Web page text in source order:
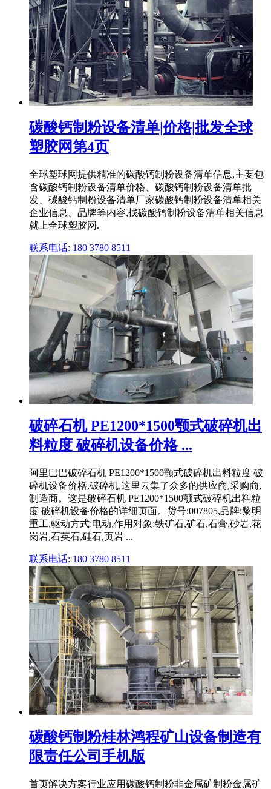
碳酸钙制粉设备清单|价格|批发全球
塑胶网第4页
全球塑球网提供精准的碳酸钙制粉设备清单信息,主要包
含碳酸钙制粉设备清单价格、碳酸钙制粉设备清单批
发、碳酸钙制粉设备清单厂家碳酸钙制粉设备清单相关
企业信息、品牌等内容,找碳酸钙制粉设备清单相关信息
就上全球塑胶网.
联系电话: 180 3780 8511
破碎石机 PE1200*1500颚式破碎机出
料粒度 破碎机设备价格 ...
阿里巴巴破碎石机 PE1200*1500颚式破碎机出料粒度 破
碎机设备价格,破碎机,这里云集了众多的供应商,采购商,
制造商。这是破碎石机 PE1200*1500颚式破碎机出料粒
度 破碎机设备价格的详细页面。货号:007805,品牌:黎明
重工,驱动方式:电动,作用对象:铁矿石,矿石,石膏,砂岩,花
岗岩,石英石,硅石,页岩 ...
联系电话: 180 3780 8511
碳酸钙制粉桂林鸿程矿山设备制造有
限责任公司手机版
首页解决方案行业应用碳酸钙制粉非金属矿制粉金属矿